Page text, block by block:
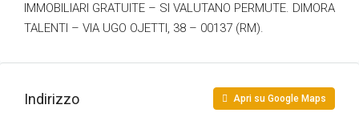
IMMOBILIARI GRATUITE – SI VALUTANO PERMUTE. DIMORA
TALENTI – VIA UGO OJETTI, 38 – 00137 (RM).
Indirizzo Apri su Google Maps